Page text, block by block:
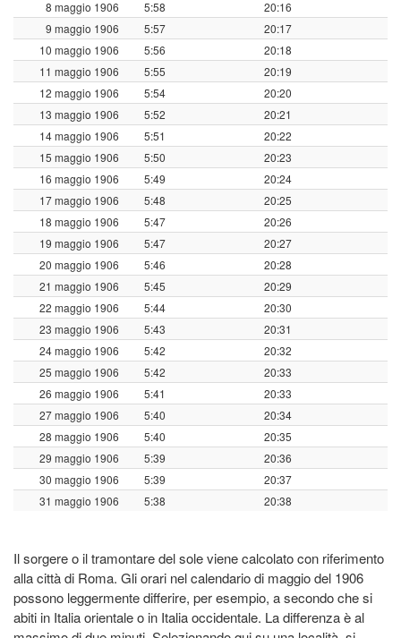
8 maggio 1906 5:58
20:16
9 maggio 1906
5:57
20:17
10 maggio 1906
5:56
20:18
11 maggio 1906
5:55
20:19
12 maggio 1906
5:54
20:20
13 maggio 1906
5:52
20:21
14 maggio 1906
5:51
20:22
15 maggio 1906
5:50
20:23
16 maggio 1906
5:49
20:24
17 maggio 1906
5:48
20:25
18 maggio 1906
5:47
20:26
19 maggio 1906
5:47
20:27
20 maggio 1906
5:46
20:28
21 maggio 1906
5:45
20:29
22 maggio 1906
5:44
20:30
23 maggio 1906
5:43
20:31
24 maggio 1906
5:42
20:32
25 maggio 1906
5:42
20:33
26 maggio 1906
5:41
20:33
27 maggio 1906
5:40
20:34
28 maggio 1906
5:40
20:35
29 maggio 1906
5:39
20:36
30 maggio 1906
5:39
20:37
31 maggio 1906
5:38 20:38
Il sorgere o il tramontare del sole viene calcolato con riferimento
alla città di Roma. Gli orari nel calendario di maggio del 1906
possono leggermente differire, per esempio, a secondo che si
abiti in Italia orientale o in Italia occidentale. La differenza è al